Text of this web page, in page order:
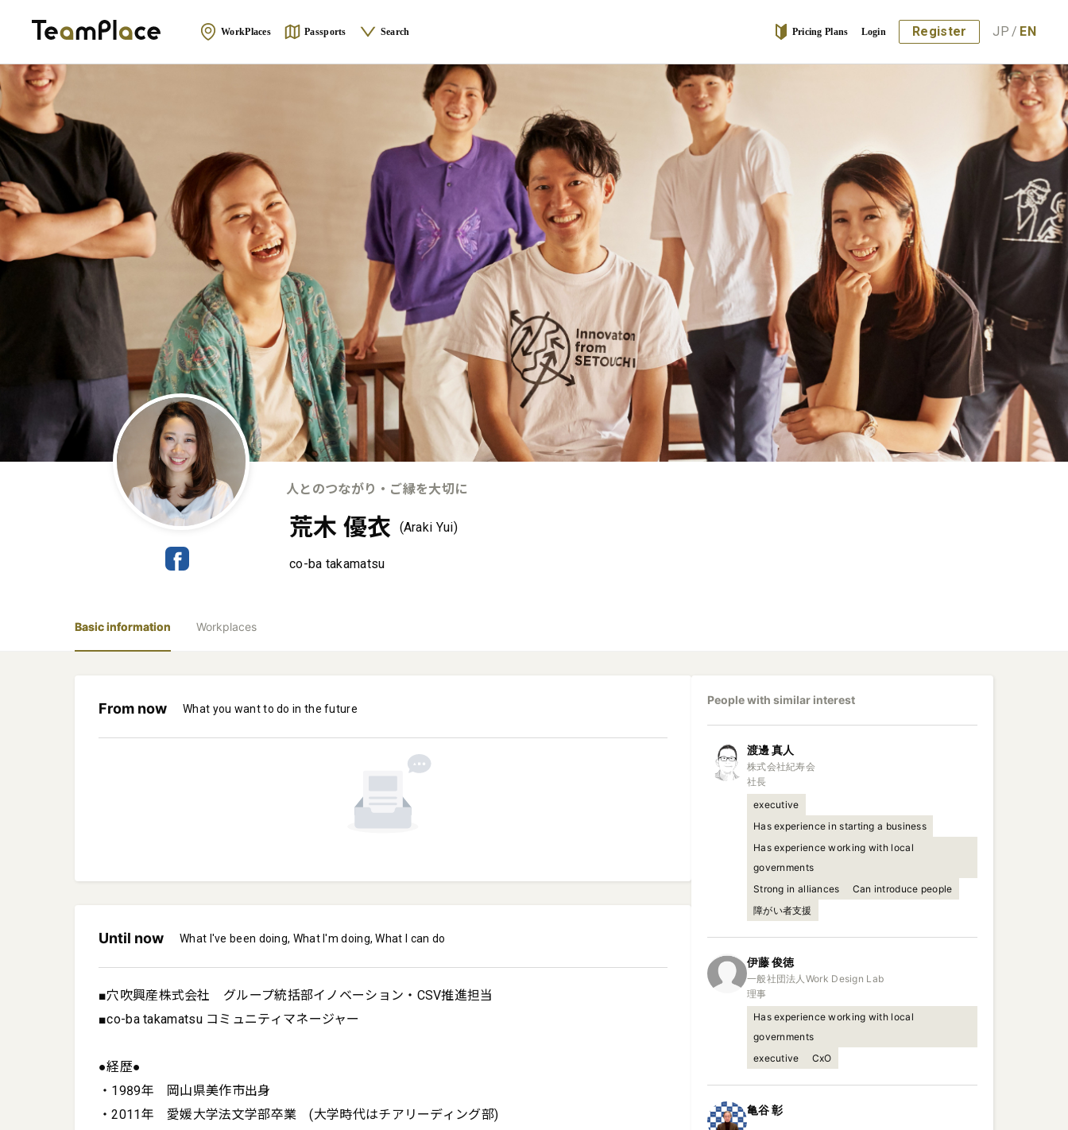
WorkPlaces Passports Search Pricing Plans Login Register JP / EN
人とのつながり・ご縁を大切に
荒木 優衣 (Araki Yui)
co-ba takamatsu
Basic information Workplaces
From now What you want to do in the future
Until now What I've been doing, What I'm doing, What I can do
■穴吹興産株式会社　グループ統括部イノベーション・CSV推進担当
■co-ba takamatsu コミュニティマネージャー
●経歴●
・1989年　岡山県美作市出身
・2011年　愛媛大学法文学部卒業　(大学時代はチアリーディング部)
People with similar interest
渡邊真人
株式会社紀寿会
社長
executive
Has experience in starting a business
Has experience working with local
governments
Strong in alliances
Can introduce people
障がい者支援
伊藤俊徳
一般社団法人Work Design Lab
理事
Has experience working with local
governments
executive
CxO
亀谷彰